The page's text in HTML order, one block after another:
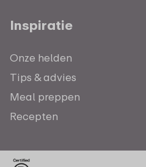
Inspiratie
Onze helden
Tips & advies
Meal preppen
Recepten